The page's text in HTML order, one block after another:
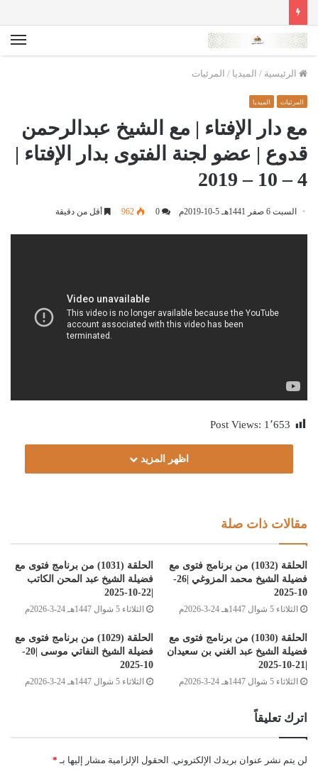
الرئيسية / الميديا / المرئيات
المرئيات الميديا
مع دار الإفتاء | مع الشيخ عبدالرحمن
قدوع | عضو لجنة الفتوى بدار الإفتاء |
4 – 10 – 2019
السبت 6 صفر 1441هـ 5-10-2019م 0
962 أقل من دقيقة
Post Views: 1٬653
اظهر المزيد
مقالات ذات صلة
الحلقة (1032) من برنامج فتوى مع
فضيلة الشيخ محمد المزوغي |26-
10-2025
الثلاثاء 5 شوال 1447هـ 24-3-2026م
الحلقة (1031) من برنامج فتوى مع
فضيلة الشيخ عبد المحن الكاتب
الثلاثاء 5 شوال 1447هـ 24-3-2026م
الحلقة (1030) من برنامج فتوى مع
فضيلة الشيخ عبد الغني بن سعيدان
الثلاثاء 5 شوال 1447هـ 24-3-2026م
الحلقة (1029) من برنامج فتوى مع
فضيلة الشيخ النفاتي موسى |20-
10-2025
الثلاثاء 5 شوال 1447هـ 24-3-2026م
اترك تعليقاً
لن يتم نشر عنوان بريدك الإلكتروني. الحقول الإلزامية مشار إليها بـ *